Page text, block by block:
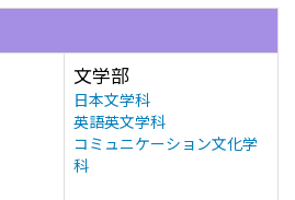
文学部
日本文学科
英語英文学科
コミュニケーション文化学
科